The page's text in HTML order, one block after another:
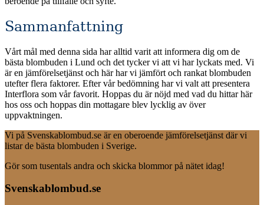
Sammanfattning
Vårt mål med denna sida har alltid varit att informera dig om de
bästa blombuden i Lund och det tycker vi att vi har lyckats med. Vi
är en jämförelsetjänst och här har vi jämfört och rankat blombuden
utefter flera faktorer. Efter vår bedömning har vi valt att presentera
Interflora som vår favorit. Hoppas du är nöjd med vad du hittar här
hos oss och hoppas din mottagare blev lycklig av över
uppvaktningen.
Vi på Svenskablombud.se är en oberoende jämförelsetjänst där vi
listar de bästa blombuden i Sverige.
Gör som tusentals andra och skicka blommor på nätet idag!
Svenskablombud.se